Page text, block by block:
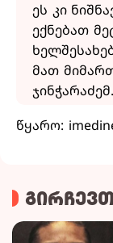
ეს კი
ექნებათ
მათ
ჯინჭარაძემ.
წყარო:
გირჩევთ